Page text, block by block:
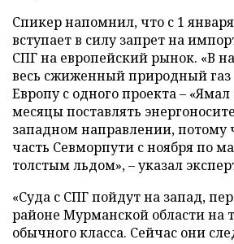
Спикер напомнил, что с 1
вступает в силу запрет на
СПГ на европейский рынок. «В
весь сжиженный природный газ
Европу с одного проекта –
месяцы поставлять
западном направлении, потому
часть Севморпути с ноября по
толстым льдом», – указал
«Суда с СПГ пойдут на запад,
районе Мурманской области на
обычного класса. Сейчас они